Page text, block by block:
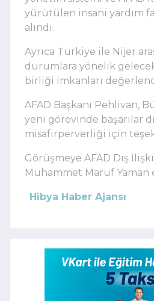
yürütülen insani yardım
alındı.
Ayrıca Türkiye ile Nijer
durumlara yönelik
birliği imkanları
AFAD Başkanı Pehlivan,
yeni görevinde başarılar
misafirperverliği için
Görüşmeye AFAD Dış
Muhammet Maruf Yaman
Hibya Haber Ajansı